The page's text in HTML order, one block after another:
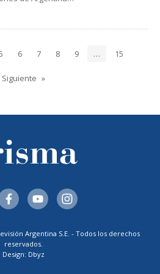
6 7 8 9 … 15
Siguiente
Argentina S.E. - Todos los derechos
reservados.
Design: Dbyz